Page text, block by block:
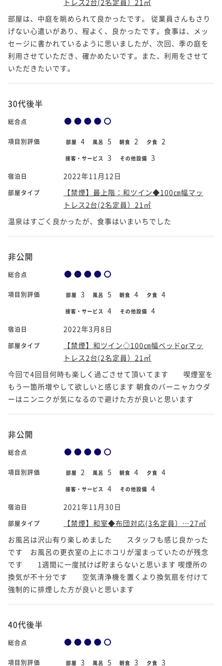
部屋は、中庭を眺められて良かったです。 従業員さんもさり
げない心遣いがあり、程よく、良かったです。食事は、メッ
セージに書かれているように思いましたが、次回、季の庭を
利用させていただき、確かめたいです。また、利用をさせて
いただきたいです。
30代後半
総合点
項目別評価 部屋 4 風呂 5 朝食 2 夕食 2
接客・サービス 3 その他設備 3
宿泊日 2022年11月12日
部屋タイプ
【禁煙】最上階：和ツイン◆100㎝幅マッ
トレス2台(2名定員）21㎡
温泉はすごく良かったが、食事はいまいちでした
非公開
総合点
項目別評価 部屋 3 風呂 5 朝食 4 夕食 4
接客・サービス 4 その他設備 4
宿泊日 2022年3月8日
部屋タイプ
【禁煙】和ツイン◇100㎝幅ベッドorマッ
トレス2台(2名定員）21㎡
今回で4回目何時も楽しく過ごさせて頂いてます 喫煙室を
もう一箇所増やして欲しいと感じます 朝食のバーニャカウダ
ーはニンニクが気になるので避けた方が良いと思います
非公開
総合点
項目別評価 部屋 2 風呂 5 朝食 4 夕食 4
接客・サービス 4 その他設備 4
宿泊日 2021年11月30日
部屋タイプ
【禁煙】和室◆布団対応(3名定員）…27㎡
お風呂は沢山有り楽しめました スタッフも感じ良かった
です お風呂の更衣室の上にホコリが溜まっていたのが残念
です 1週間に一度拭けば貯まらないと思います 喫煙所の
換気が不十分です 空気清浄機を置くより換気扇を付けて
強制的に排煙した方が良いと思います
40代後半
総合点
項目別評価 部屋 3 風呂 5 朝食 3 夕食 3